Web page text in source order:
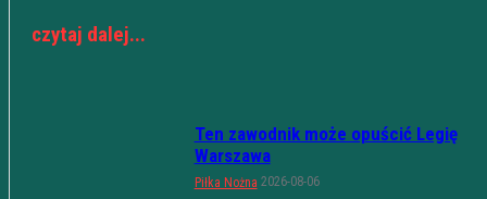
czytaj dalej...
Ten zawodnik może opuścić Legię
Warszawa
Piłka Nożna 2026-08-06